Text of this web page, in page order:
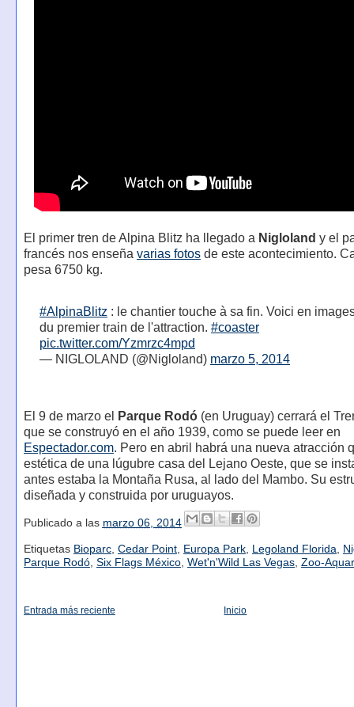
El primer tren de Alpina Blitz ha llegado a Nigloland y el
francés nos enseña varias fotosde este acontecimiento.
pesa 6750 kg.
#AlpinaBlitz : le chantier touche à sa fin. Voici en
du premier train de l'attraction. #coaster
pic.twitter.com/Yzmrzc4mpd
— NIGLOLAND (@Nigloland) marzo 5, 2014
El 9 de marzo el Parque Rodó(en Uruguay) cerrará el
que se construyó en el año 1939, como se puede leer en
Espectador.com. Pero en abril habrá una nueva atracción
estética de una lúgubre casa del Lejano Oeste, que se
antes estaba la Montaña Rusa, al lado del Mambo. Su
diseñada y construida por uruguayos.
Publicado a las marzo 06, 2014
Etiquetas Bioparc, Cedar Point, Europa Park, Legoland Florida
Parque Rodó, Six Flags México, Wet'n'Wild Las Vegas, Zoo-
Entrada más reciente Inicio